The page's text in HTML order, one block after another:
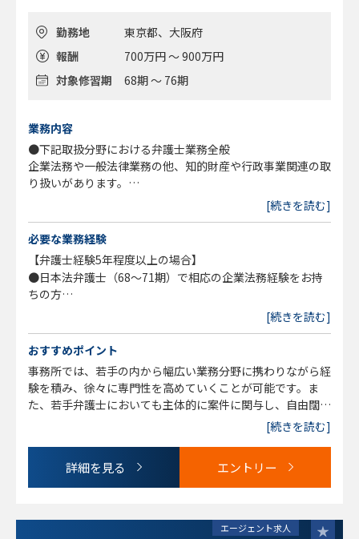
勤務地
東京都、大阪府
報酬
700万円 ～ 900万円
対象修習期
68期 ～ 76期
業務内容
●下記取扱分野における弁護士業務全般
企業法務や一般法律業務の他、知的財産や行政事業関連の取
り扱いがあります。
※業務の割り振りは、ご本人の希望も尊重しながら行いま
[続きを読む]
必要な業務経験
【弁護士経験5年程度以上の場合】
●日本法弁護士（68～71期）で相応の企業法務経験をお持
ちの方
●大手事務所や企業法務中心に扱う法律事務所に在籍で、企
●検事や裁判官、社会人経験をお持ちの方も歓迎
（67期以前の方でも上記ご経験が豊富であれば相談可）
【弁護士経験2～5年程度の場合】
●日本法弁護士（72～75期）
●企業法務経験がなく、これから経験を積みたい方も応募可
※76期の方でも事情によってはご検討可能ですので、ご希
[続きを読む]
おすすめポイント
事務所では、若手の内から幅広い業務分野に携わりながら経
験を積み、徐々に専門性を高めていくことが可能です。ま
た、若手弁護士においても主体的に案件に関与し、自由闊達
な意見交換が行われることを求めており、それが可能な風通
しの良さがあります。弁護士として、様々な案件に積極的に
る方にお勧めです。
[続きを読む]
詳細を見る エントリー
エージェント求人